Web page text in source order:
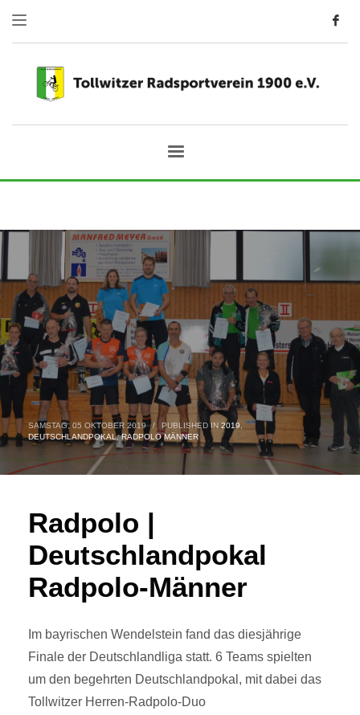
SAMSTAG, 05 OKTOBER 2019 / PUBLISHED IN 2019,
DEUTSCHLANDPOKAL,RADPOLO MÄNNER
Radpolo |
Deutschlandpokal
Radpolo-Männer
Im bayrischen Wendelstein fand das diesjährige
Finale der Deutschlandliga statt. 6 Teams spielten
um den begehrten Deutschlandpokal, mit dabei das
Tollwitzer Herren-Radpolo-Duo